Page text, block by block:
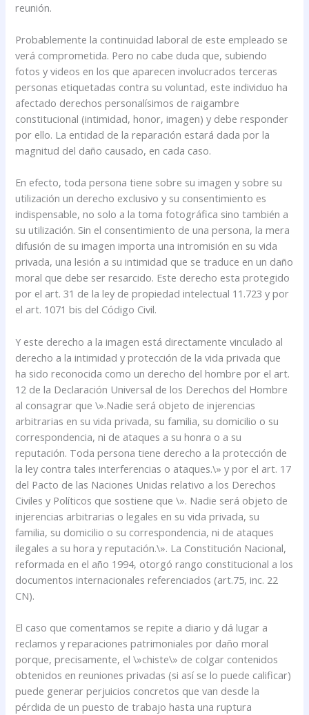
reunión.
Probablemente la continuidad laboral de este empleado se
verá comprometida. Pero no cabe duda que, subiendo
fotos y videos en los que aparecen involucrados terceras
personas etiquetadas contra su voluntad, este individuo ha
afectado derechos personalísimos de raigambre
constitucional (intimidad, honor, imagen) y debe responder
por ello. La entidad de la reparación estará dada por la
magnitud del daño causado, en cada caso.
En efecto, toda persona tiene sobre su imagen y sobre su
utilización un derecho exclusivo y su consentimiento es
indispensable, no solo a la toma fotográfica sino también a
su utilización. Sin el consentimiento de una persona, la mera
difusión de su imagen importa una intromisión en su vida
privada, una lesión a su intimidad que se traduce en un daño
moral que debe ser resarcido. Este derecho esta protegido
por el art. 31 de la ley de propiedad intelectual 11.723 y por
el art. 1071 bis del Código Civil.
Y este derecho a la imagen está directamente vinculado al
derecho a la intimidad y protección de la vida privada que
ha sido reconocida como un derecho del hombre por el art.
12 de la Declaración Universal de los Derechos del Hombre
al consagrar que \».Nadie será objeto de injerencias
arbitrarias en su vida privada, su familia, su domicilio o su
correspondencia, ni de ataques a su honra o a su
reputación. Toda persona tiene derecho a la protección de
la ley contra tales interferencias o ataques.\» y por el art. 17
del Pacto de las Naciones Unidas relativo a los Derechos
Civiles y Políticos que sostiene que \». Nadie será objeto de
injerencias arbitrarias o legales en su vida privada, su
familia, su domicilio o su correspondencia, ni de ataques
ilegales a su hora y reputación.\». La Constitución Nacional,
reformada en el año 1994, otorgó rango constitucional a los
documentos internacionales referenciados (art.75, inc. 22
CN).
El caso que comentamos se repite a diario y dá lugar a
reclamos y reparaciones patrimoniales por daño moral
porque, precisamente, el \»chiste\» de colgar contenidos
obtenidos en reuniones privadas (si así se lo puede calificar)
puede generar perjuicios concretos que van desde la
pérdida de un puesto de trabajo hasta una ruptura